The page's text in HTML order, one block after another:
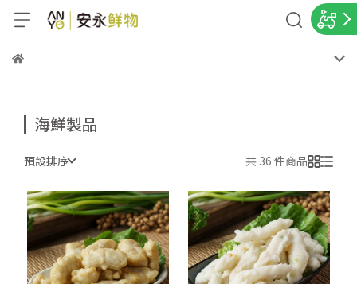
海鮮製品
預設排序 共 36 件商品